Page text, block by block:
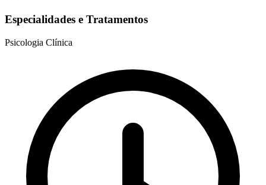
Especialidades e Tratamentos
Psicologia Clínica